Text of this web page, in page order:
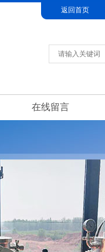
返回首页
在线留言